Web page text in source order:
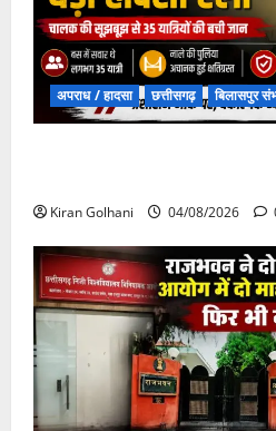
अपराध / हादसा छत्तीसगढ़ बिलासपुर
Kiran Golhani 04/08/2026